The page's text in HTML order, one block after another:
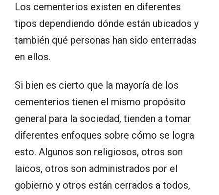
Los cementerios existen en diferentes
tipos dependiendo dónde están ubicados y
también qué personas han sido enterradas
en ellos.
Si bien es cierto que la mayoría de los
cementerios tienen el mismo propósito
general para la sociedad, tienden a tomar
diferentes enfoques sobre cómo se logra
esto. Algunos son religiosos, otros son
laicos, otros son administrados por el
gobierno y otros están cerrados a todos,